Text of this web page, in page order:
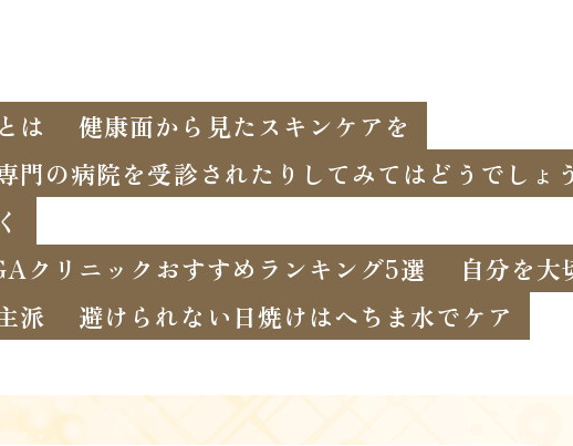
は
健康面から見たスキンケアを
の病院を受診されたりしてみてはどうでしょ
クリニックおすすめランキング5選
自分を
派
避けられない日焼けはへちま水でケア